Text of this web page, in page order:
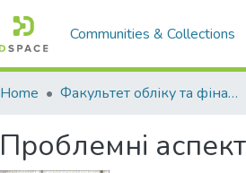
Communities & Collections
Home Факультет обліку та фінансів
Проблемні